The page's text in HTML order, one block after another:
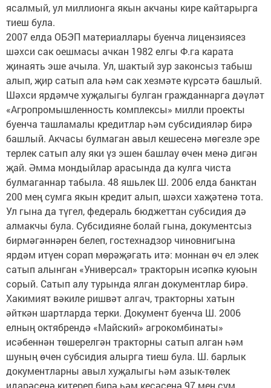
ясалмый, ул миллионга якын акчаны кире кайтарырга
тиеш була.
2007 елда ОБЭП материаллары буенча лицензиясез
шәхси сак оешмасы ачкан 1982 елгы Ф.га карата
җинаять эше ачыла. Ул, шактый зур законсыз табыш
алып, җир сатып ала һәм сак хезмәте күрсәтә башлый.
Шәхси ярдәмче хуҗалыгы булган гражданнарга дәүләт
«Агропромышленность комплексы» милли проекты
буенча ташламалы кредитлар һәм субсидияләр бирә
башлый. Акчасы булмаган авыл кешесенә мөгезле эре
терлек сатып алу яки үз эшен башлау өчен менә дигән
җай. Әмма мондыйлар арасында да кулга чиста
булмаганнар табыла. 48 яшьлек Ш. 2006 елда банктан
200 мең сумга якын кредит алып, шәхси хаҗәтенә тота.
Ул гына да түгел, федераль бюджеттан субсидия дә
алмакчы була. Субсидияне болай гына, документсыз
бирмәгәннәрен белеп, гостехнадзор чиновнигына
ярдәм итүен сорап мөрәҗәгать итә: моннан өч ел элек
сатып алынган «Универсал» тракторын исәпкә куюын
сорый. Сатып алу турында ялган документлар бирә.
Хакимият вәкиле ришвәт алгач, тракторны хатын
әйткән шартларда терки. Документ буенча Ш. 2006
елның октябрендә «Майский» агрокомбинаты»
исәбеннән төшерелгән тракторны сатып алган һәм
шуның өчен субсидия алырга тиеш була. Ш. барлык
документларны авыл хуҗалыгы һәм азык-төлек
идарәсенә китереп бирә һәм кесәсенә 97 мең сум